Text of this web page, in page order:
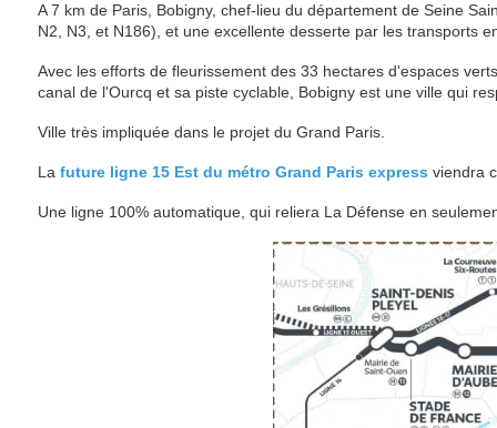
A 7 km de Paris, Bobigny, chef-lieu du département de Seine
N2, N3, et N186), et une excellente desserte par les transports
Avec les efforts de fleurissement des 33 hectares d'espaces
canal de l'Ourcq et sa piste cyclable, Bobigny est une ville qui
Ville très impliquée dans le projet du Grand Paris.
La future ligne 15 Est du métro Grand Paris express viendra
Une ligne 100% automatique, qui reliera La Défense en